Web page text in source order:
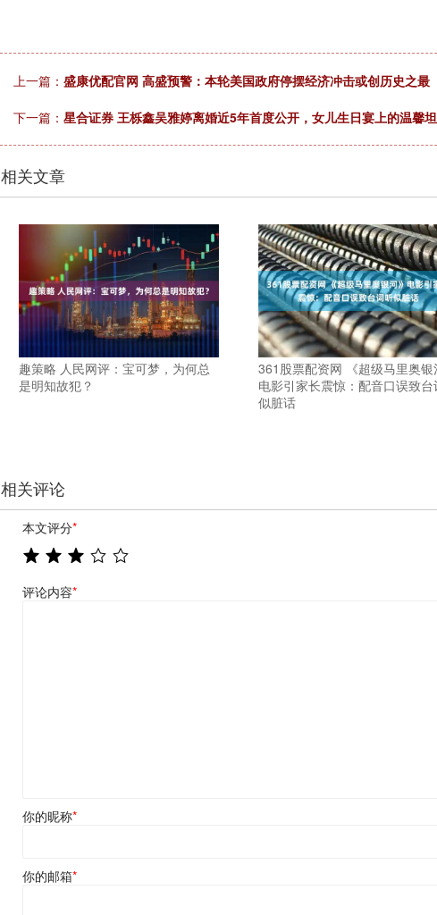
上一篇： 盛康优配官网 高盛预警：本轮美国政府停摆经济冲击或创历史之最
下一篇： 星合证券 王栎鑫吴雅婷离婚近5年首度公开，女儿生日宴上的温馨
相关文章
趣策略 人民网评：宝可梦，为何总
是明知故犯？
361股票配资网 《超级马里奥银
电影引家长震惊：配音口误致台
似脏话
相关评论
本文评分*
评论内容*
你的昵称*
你的邮箱*